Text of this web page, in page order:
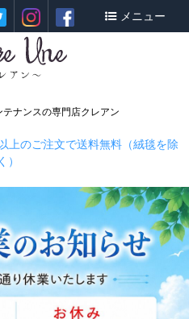
ナンスの専門店クレアン
メニュー
上のご注文で送料無料（絨毯を除
く）